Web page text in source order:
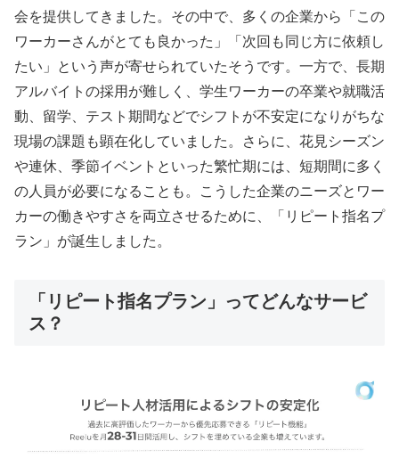
会を提供してきました。その中で、多くの企業から「この
ワーカーさんがとても良かった」「次回も同じ方に依頼し
たい」という声が寄せられていたそうです。一方で、長期
アルバイトの採用が難しく、学生ワーカーの卒業や就職活
動、留学、テスト期間などでシフトが不安定になりがちな
現場の課題も顕在化していました。さらに、花見シーズン
や連休、季節イベントといった繁忙期には、短期間に多く
の人員が必要になることも。こうした企業のニーズとワー
カーの働きやすさを両立させるために、「リピート指名プ
ラン」が誕生しました。
「リピート指名プラン」ってどんなサービ
ス？